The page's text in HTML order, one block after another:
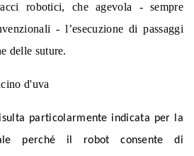
robotici, che agevola - sempre
- l’esecuzione di passaggi
delle suture.
d'uva
particolarmente indicata per la
perché il robot consente di